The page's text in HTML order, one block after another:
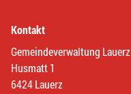
Kontakt
Gemeindeverwaltung Lauerz
Husmatt 1
6424 Lauerz